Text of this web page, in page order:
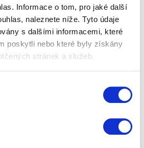
Informace o tom, pro jaké další
naleznete níže. Tyto údaje
s dalšími informacemi, které
poskytli nebo které byly získány
stránek a služeb.